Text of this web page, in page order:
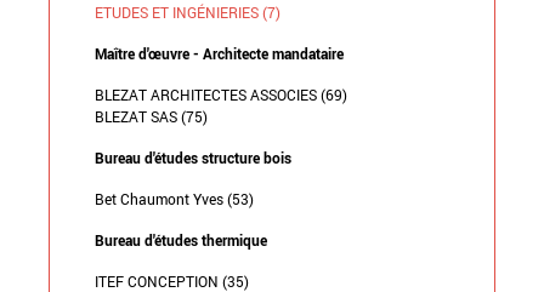
ETUDES ET INGÉNIERIES (7)
Maître d'œuvre - Architecte mandataire
BLEZAT ARCHITECTES ASSOCIES (69)
BLEZAT SAS (75)
Bureau d'études structure bois
Bet Chaumont Yves (53)
Bureau d'études thermique
ITEF CONCEPTION (35)